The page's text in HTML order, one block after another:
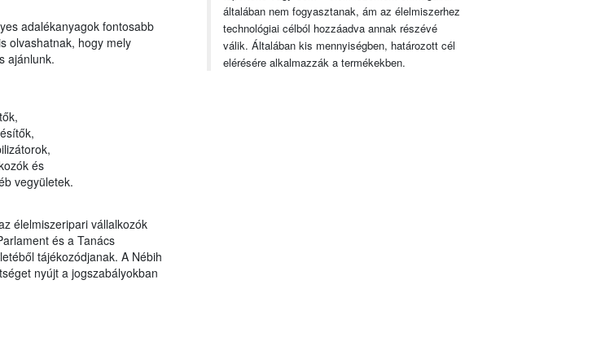
adalékanyagok fontosabb
olvashatnak, hogy mely
ajánlunk.
és
vegyületek.
élelmiszeripari vállalkozók
és a Tanács
tájékozódjanak. A Nébih
nyújt a jogszabályokban
általában nem fogyasztanak, ám az élelmiszerhez
technológiai célból hozzáadva annak részévé
válik. Általában kis mennyiségben, határozott cél
elérésére alkalmazzák a termékekben.